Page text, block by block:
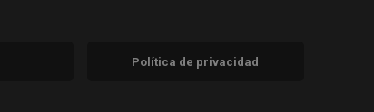
Política de privacidad